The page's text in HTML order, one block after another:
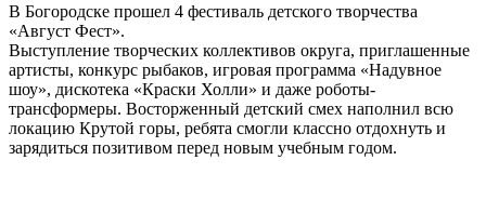
В Богородске прошел 4 фестиваль детского творчества
«Август Фест».
Выступление творческих коллективов округа, приглашенные
артисты, конкурс рыбаков, игровая программа «Надувное
шоу», дискотека «Краски Холли» и даже роботы-
трансформеры. Восторженный детский смех наполнил всю
локацию Крутой горы, ребята смогли классно отдохнуть и
зарядиться позитивом перед новым учебным годом.